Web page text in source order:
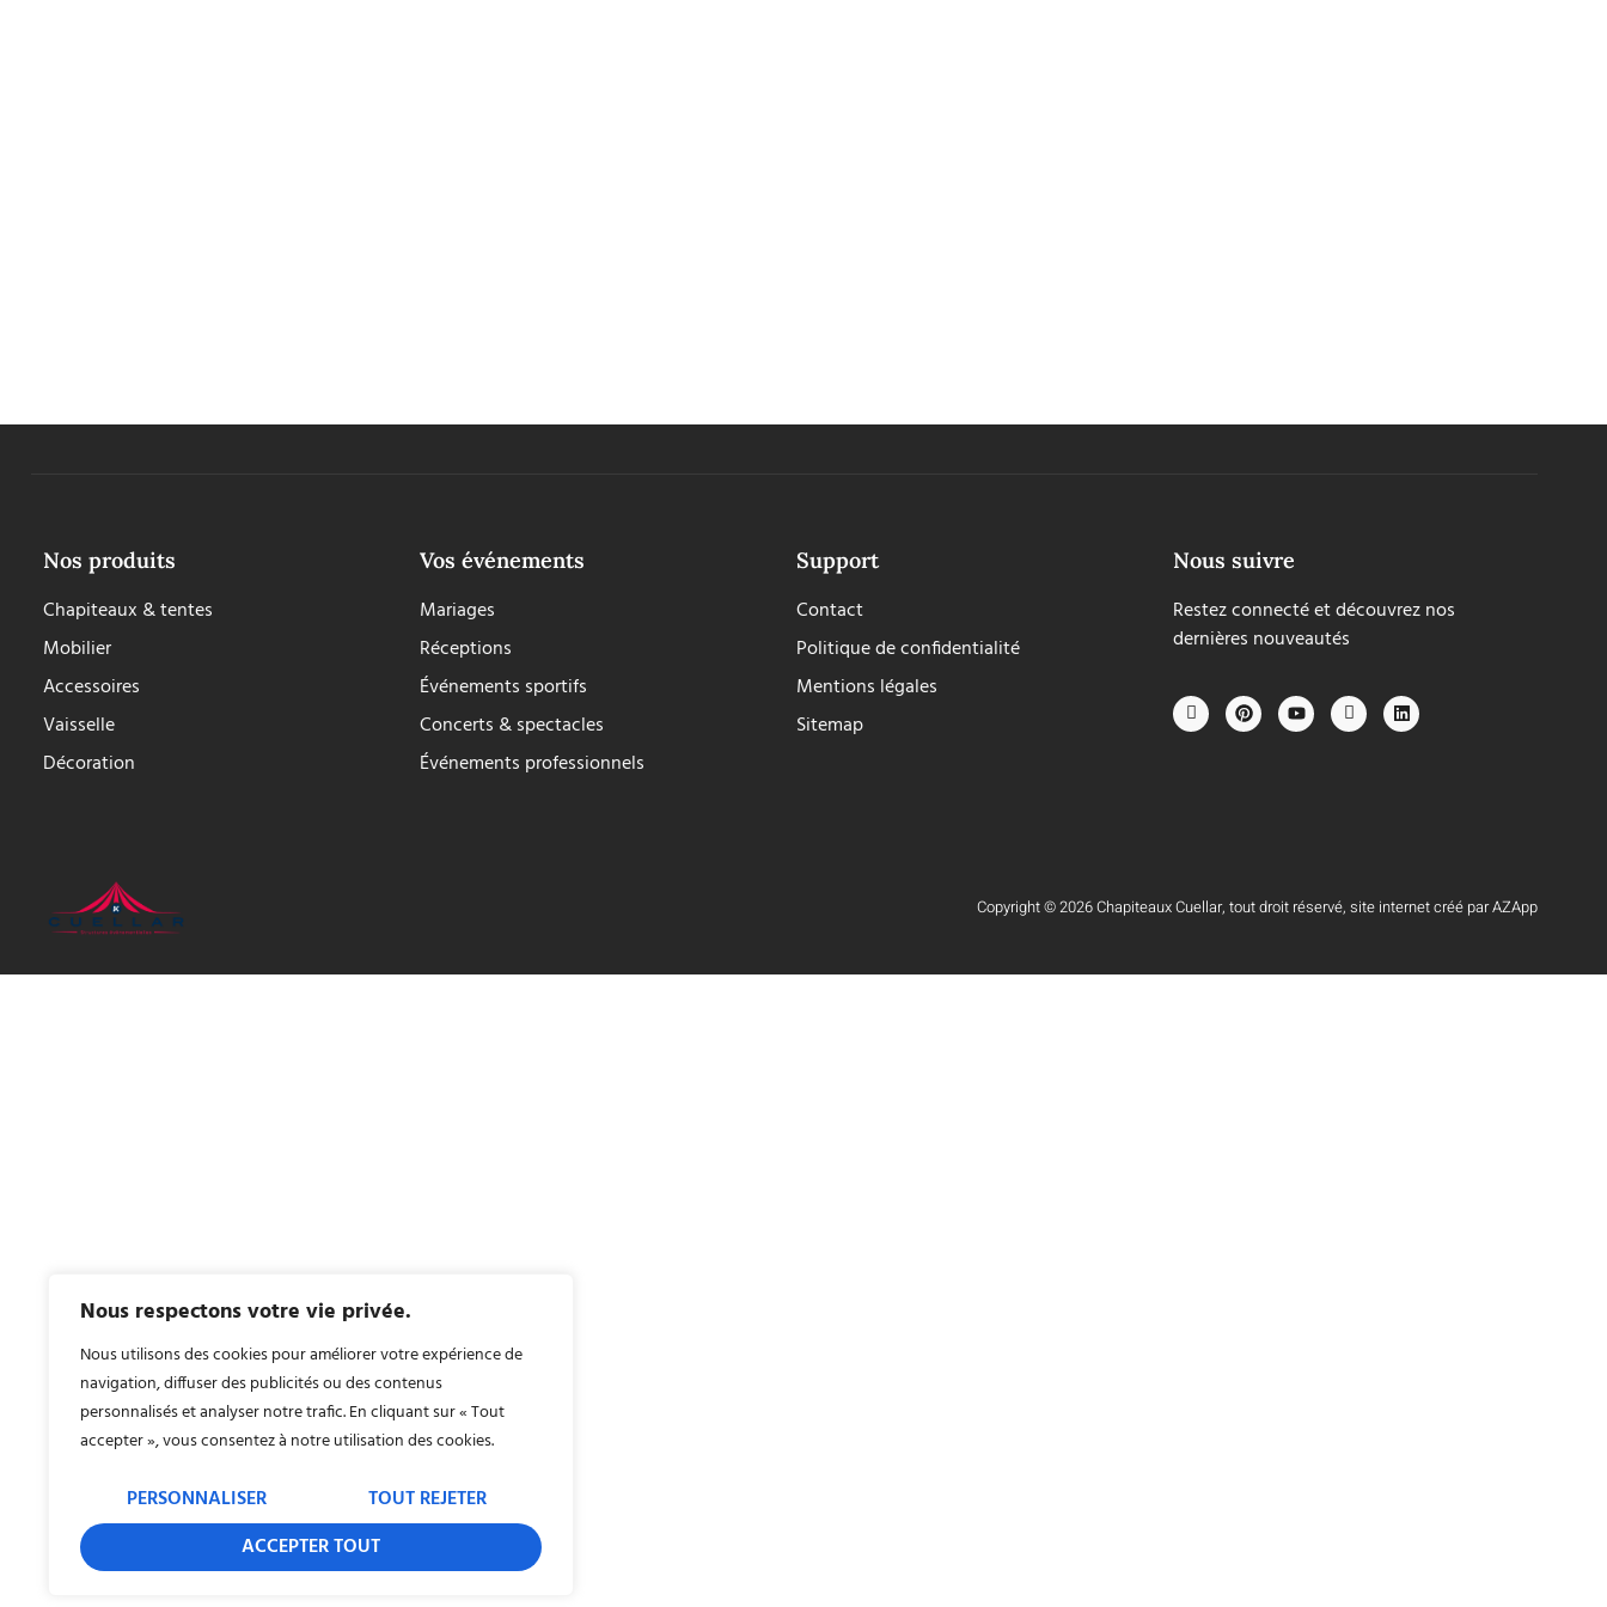
Nous respectons votre vie privée.
Nous utilisons des cookies pour améliorer votre expérience de
navigation, diffuser des publicités ou des contenus
personnalisés et analyser notre trafic. En cliquant sur « Tout
accepter », vous consentez à notre utilisation des cookies.
PERSONNALISER
TOUT REJETER
ACCEPTER TOUT
Nos produits
Chapiteaux & tentes
Mobilier
Accessoires
Vaisselle
Décoration
Vos événements
Mariages
Réceptions
Événements sportifs
Concerts & spectacles
Événements professionnels
Support
Contact
Politique de confidentialité
Mentions légales
Sitemap
Nous suivre
Restez connecté et découvrez nos
dernières nouveautés
Copyright © 2026 Chapiteaux Cuellar, tout droit réservé, site internet créé par AZApp